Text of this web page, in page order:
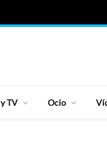
TV Ocio